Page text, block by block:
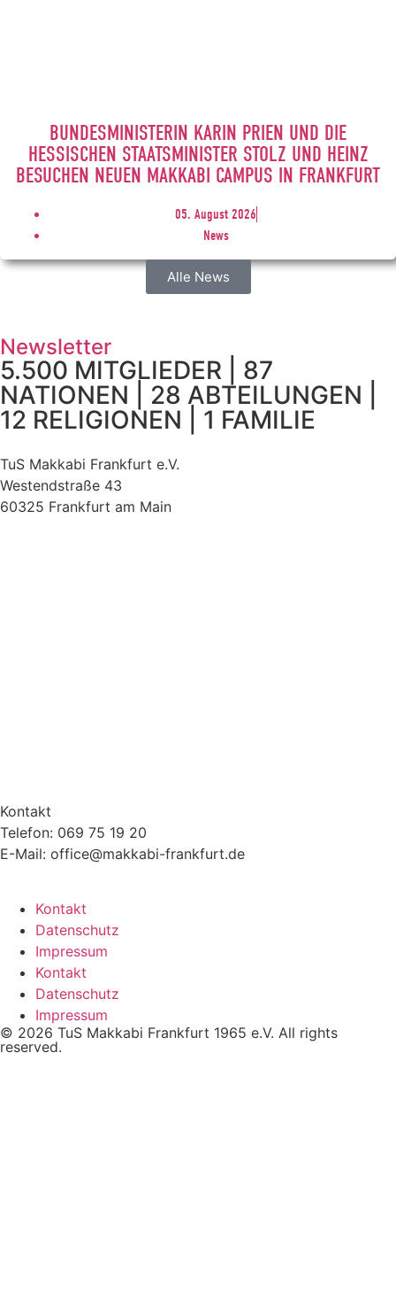
BUNDESMINISTERIN KARIN PRIEN UND DIE
HESSISCHEN STAATSMINISTER STOLZ UND HEINZ
BESUCHEN NEUEN MAKKABI CAMPUS IN FRANKFURT
05. August 2026
News
Alle News
Newsletter
5.500 MITGLIEDER | 87
NATIONEN | 28 ABTEILUNGEN |
12 RELIGIONEN | 1 FAMILIE
TuS Makkabi Frankfurt e.V.
Westendstraße 43
60325 Frankfurt am Main
Kontakt
Telefon: 069 75 19 20
E-Mail: office@makkabi-frankfurt.de
Kontakt
Datenschutz
Impressum
Kontakt
Datenschutz
Impressum
© 2026 TuS Makkabi Frankfurt 1965 e.V. All rights
reserved.